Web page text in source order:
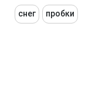
снег пробки